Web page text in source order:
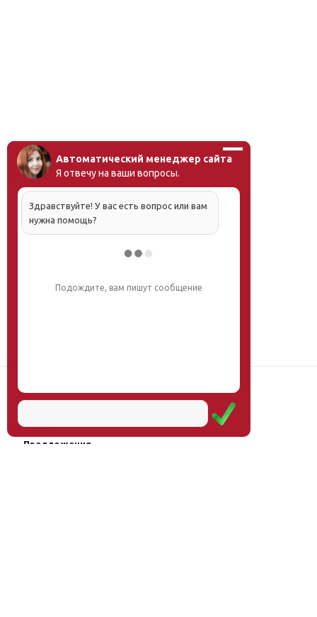
Научная школа
Услуги
Предложения
Автоматический менеджер сайта
Я отвечу на ваши вопросы.
Здравствуйте! У вас есть вопрос или вам
нужна помощь?
Подождите, вам пишут сообщение